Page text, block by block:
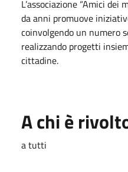
L’associazione “Amici dei
da anni promuove
coinvolgendo un numero
realizzando progetti
cittadine.
A chi è
a tutti